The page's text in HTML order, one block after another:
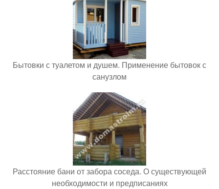
Бытовки с туалетом и душем. Применение бытовок с
санузлом
Расстояние бани от забора соседа. О существующей
необходимости и предписаниях